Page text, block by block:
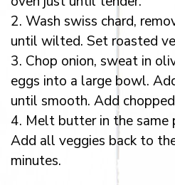
2. Wash swiss chard,
until wilted. Set roasted
3. Chop onion, sweat in
eggs into a large bowl.
until smooth. Add
4. Melt butter in the same
Add all veggies back to
minutes.